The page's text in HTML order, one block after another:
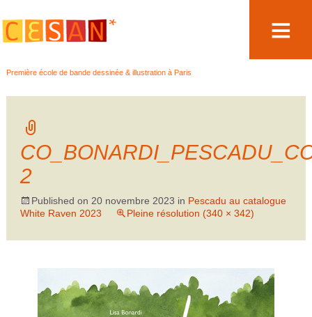
Première école de bande dessinée & illustration à Paris
au
2
Published on 20 novembre 2023 in Pescadu au catalogue
White Raven 2023
Pleine résolution (340 × 342)